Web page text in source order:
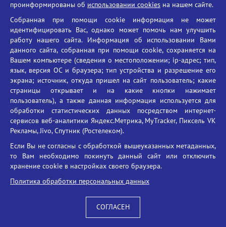
Противодействие угрозам информационной безопасности
Социальные ролики - Генеральная прокуратура РФ
Противодействие коррупции
БГУ против наркотиков
Брянский государственный университет
имени академика И.Г. Петровского
Время работы: пн-пт 09:00-18:00
Телефон: +7(4832)58-90-85
Вход
проинформированы об использовании cookies на нашем сайте.
Собранная при помощи cookie информация не может
идентифицировать Вас, однако может помочь нам улучшить
работу нашего сайта. Информация об использовании Вами
данного сайта, собранная при помощи cookie, сохраняется на
Вашем компьютере (сведения о местоположении; ip-адрес; тип,
язык, версия ОС и браузера; тип устройства и разрешение его
экрана; источник, откуда пришел на сайт пользователь; какие
страницы открывает и на какие кнопки нажимает
пользователь), а также данная информация используется для
обработки статистических данных посредством интернет-
сервисов веб-аналитики Яндекс.Метрика, MyTracker, Пиксель VK
Рекламы, Jivo, Спутник (Ростелеком).
Если Вы не согласны с обработкой вышеуказанных метаданных,
то Вам необходимо покинуть данный сайт или отключить
хранение cookie в настройках своего браузера.
Политика обработки персональных данных
СОГЛАСЕН